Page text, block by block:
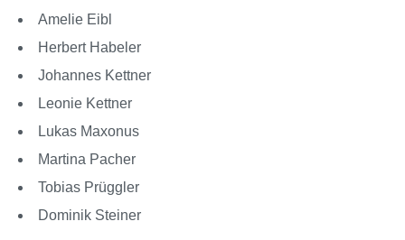
Amelie Eibl
Herbert Habeler
Johannes Kettner
Leonie Kettner
Lukas Maxonus
Martina Pacher
Tobias Prüggler
Dominik Steiner